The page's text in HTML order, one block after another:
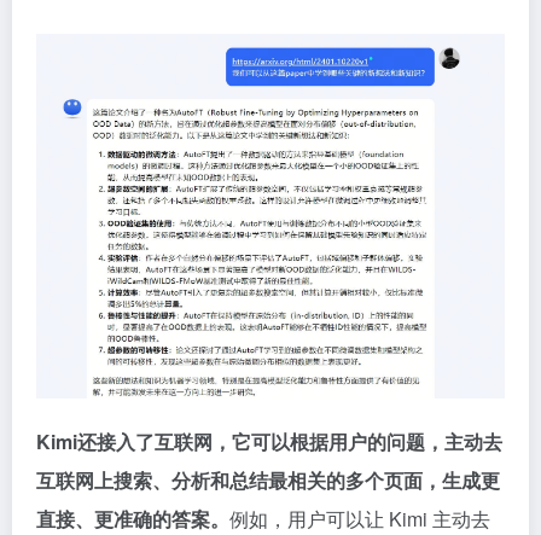
Kimi还接入了互联网，它可以根据用户的问题，主动去
互联网上搜索、分析和总结最相关的多个页面，生成更
直接、更准确的答案。 例如，用户可以让 Kimi 主动去